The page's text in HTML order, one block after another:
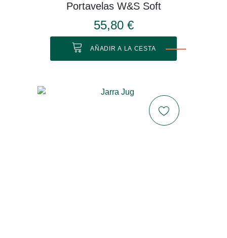
Portavelas W&S Soft
55,80 €
AÑADIR A LA CESTA